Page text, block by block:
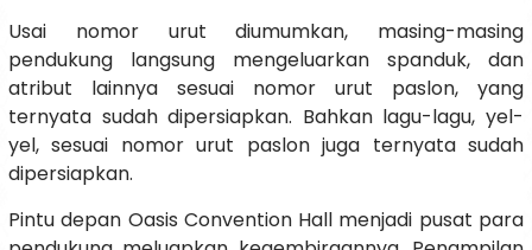
Usai nomor urut diumumkan, masing-masing
pendukung langsung mengeluarkan spanduk, dan
atribut lainnya sesuai nomor urut paslon, yang
ternyata sudah dipersiapkan. Bahkan lagu-lagu, yel-
yel, sesuai nomor urut paslon juga ternyata sudah
dipersiapkan.
Pintu depan Oasis Convention Hall menjadi pusat para